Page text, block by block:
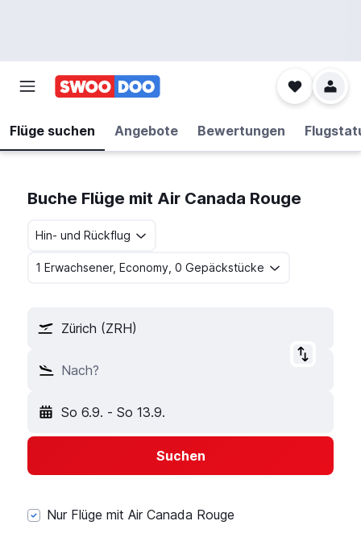
Flüge suchen Angebote Bewertungen
Buche Flüge mit Air Canada Rouge
Hin- und Rückflug
1 Erwachsener, Economy, 0 Gepäckstücke
Zürich (ZRH)
Nach?
So 6.9. - So 13.9.
Suchen
Nur Flüge mit Air Canada Rouge